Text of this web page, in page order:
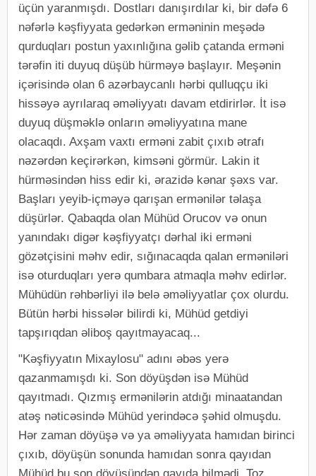
üçün yaranmışdı. Dostları danışırdılar ki, bir dəfə 6
nəfərlə kəşfiyyata gedərkən erməninin meşədə
qurduqları postun yaxınlığına gəlib çatanda erməni
tərəfin iti duyuq düşüb hürməyə başlayır. Meşənin
içərisində olan 6 azərbaycanlı hərbi qulluqçu iki
hissəyə ayrılaraq əməliyyatı davam etdirirlər. İt isə
duyuq düşməklə onların əməliyyatına mane
olacaqdı. Axşam vaxtı erməni zabit çıxıb ətrafı
nəzərdən keçirərkən, kimsəni görmür. Lakin it
hürməsindən hiss edir ki, ərazidə kənar şəxs var.
Başları yeyib-içməyə qarışan ermənilər təlaşa
düşürlər. Qabaqda olan Mühüd Orucov və onun
yanındakı digər kəşfiyyatçı dərhal iki erməni
gözətçisini məhv edir, sığınacaqda qalan erməniləri
isə oturduqları yerə qumbara atmaqla məhv edirlər.
Mühüdün rəhbərliyi ilə belə əməliyyatlar çox olurdu.
Bütün hərbi hissələr bilirdi ki, Mühüd getdiyi
tapşırıqdan əliboş qayıtmayacaq...
"Kəşfiyyatın Mixaylosu" adını əbəs yerə
qazanmamışdı ki. Son döyüşdən isə Mühüd
qayıtmadı. Qızmış ermənilərin atdığı minaatandan
atəş nəticəsində Mühüd yerindəcə şəhid olmuşdu.
Hər zaman döyüşə və ya əməliyyata hamıdan birinci
çıxıb, döyüşün sonunda hamıdan sonra qayıdan